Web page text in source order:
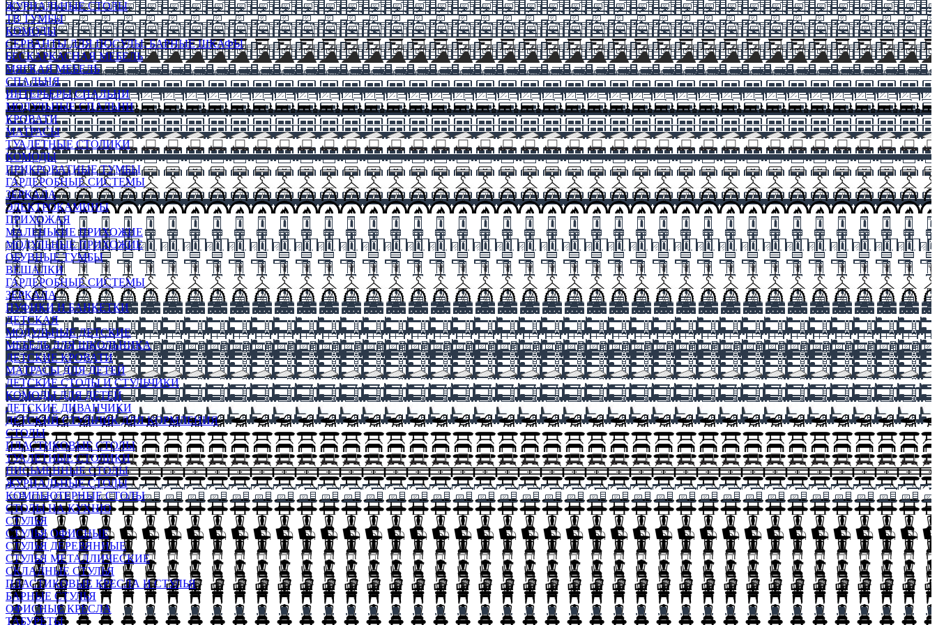
ЖУРНАЛЬНЫЕ СТОЛЫ
ТВ ТУМБЫ
КОМОДЫ
СЕРВАНТЫ ДЛЯ ПОСУДЫ, БАРНЫЕ ШКАФЫ
БЕСКАРКАСНАЯ МЕБЕЛЬ
МЯГКАЯ МЕБЕЛЬ
СПАЛЬНЯ
ИНТЕРЬЕРЫ СПАЛЬНИ
МОДУЛЬНЫЕ СПАЛЬНИ
КРОВАТИ
МАТРАСЫ
ТУАЛЕТНЫЕ СТОЛИКИ
КОМОДЫ
ПРИКРОВАТНЫЕ ТУМБЫ
ГАРДЕРОБНЫЕ СИСТЕМЫ
ЗЕРКАЛА
ЭЛЕКТРОКАМИНЫ
ПРИХОЖАЯ
МАЛЕНЬКИЕ ПРИХОЖИЕ
МОДУЛЬНЫЕ ПРИХОЖИЕ
ОБУВНЫЕ ТУМБЫ
ВЕШАЛКИ
ГАРДЕРОБНЫЕ СИСТЕМЫ
ЗЕРКАЛА
ПУФИКИ И БАНКЕТКИ
ДЕТСКАЯ
МОДУЛЬНЫЕ ДЕТСКИЕ
МЕБЕЛЬ ДЛЯ ШКОЛЬНИКА
ДЕТСКИЕ КРОВАТИ
МАТРАСЫ ДЛЯ ДЕТЕЙ
ДЕТСКИЕ СТОЛЫ И СТУЛЬЧИКИ
КОМОДЫ ДЛЯ ДЕТЕЙ
ДЕТСКИЕ ДИВАНЧИКИ
ДЕТСКИЙ СТУЛЬЧИК ДЛЯ КОРМЛЕНИЯ
СТОЛЫ
ПЛАСТИКОВЫЕ СТОЛЫ
ТУАЛЕТНЫЕ СТОЛИКИ
ПИСЬМЕННЫЕ СТОЛЫ
ЖУРНАЛЬНЫЕ СТОЛЫ
КОМПЬЮТЕРНЫЕ СТОЛЫ
СТОЛЫ НА КУХНЮ
СТУЛЬЯ
СТУЛЬЯ ОФИСНЫЕ
СТУЛЬЯ ДЕРЕВЯННЫЕ
СТУЛЬЯ МЕТАЛЛИЧЕСКИЕ
СКЛАДНЫЕ СТУЛЬЯ
ПЛАСТИКОВЫЕ КРЕСЛА И СТУЛЬЯ
БАРНЫЕ СТУЛЬЯ
ОФИСНЫЕ КРЕСЛА
ТАБУРЕТЫ